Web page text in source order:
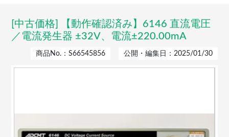
[中古価格] 【動作確認済み】6146 直流電圧
／電流発生器 ±32V、電流±220.00mA
商品No.：S66545856 公開・編集日：2025/01/30